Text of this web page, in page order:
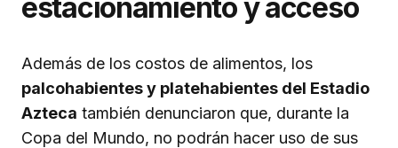
estacionamiento y acceso
Además de los costos de alimentos, los
palcohabientes y platehabientes del Estadio
Azteca también denunciaron que, durante la
Copa del Mundo, no podrán hacer uso de sus